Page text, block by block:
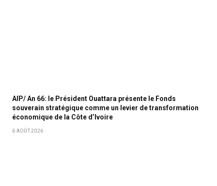
AIP/ An 66: le Président Ouattara présente le Fonds
souverain stratégique comme un levier de transformation
économique de la Côte d’Ivoire
6 AOÛT 2026